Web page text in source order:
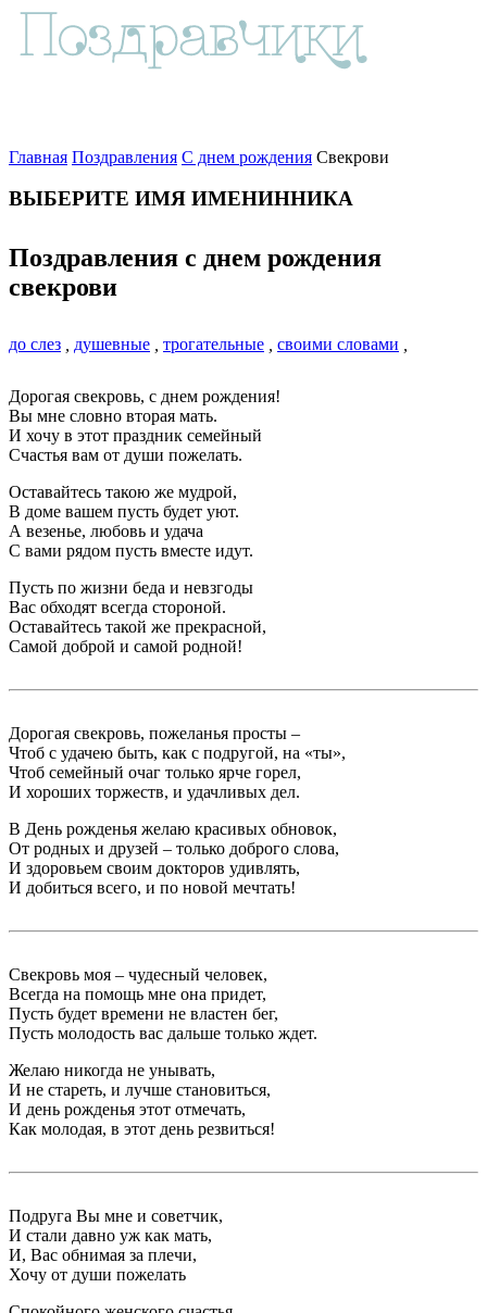
Главная Поздравления С днем рождения Свекрови
ВЫБЕРИТЕ ИМЯ ИМЕНИННИКА
Поздравления с днем рождения
свекрови
до слез душевные трогательные своими словами
Дорогая свекровь, с днем рождения!
Вы мне словно вторая мать.
И хочу в этот праздник семейный
Счастья вам от души пожелать.
Оставайтесь такою же мудрой,
В доме вашем пусть будет уют.
А везенье, любовь и удача
С вами рядом пусть вместе идут.
Пусть по жизни беда и невзгоды
Вас обходят всегда стороной.
Оставайтесь такой же прекрасной,
Самой доброй и самой родной!
Дорогая свекровь, пожеланья просты –
Чтоб с удачею быть, как с подругой, на «ты»,
Чтоб семейный очаг только ярче горел,
И хороших торжеств, и удачливых дел.
В День рожденья желаю красивых обновок,
От родных и друзей – только доброго слова,
И здоровьем своим докторов удивлять,
И добиться всего, и по новой мечтать!
Свекровь моя – чудесный человек,
Всегда на помощь мне она придет,
Пусть будет времени не властен бег,
Пусть молодость вас дальше только ждет.
Желаю никогда не унывать,
И не стареть, и лучше становиться,
И день рожденья этот отмечать,
Как молодая, в этот день резвиться!
Подруга Вы мне и советчик,
И стали давно уж как мать,
И, Вас обнимая за плечи,
Хочу от души пожелать